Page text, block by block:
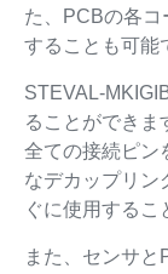
た、PCBの各コ
することも可能
STEVAL-
ることができま
全ての接続ピン
なデカップリン
ぐに使用するこ
また、センサ